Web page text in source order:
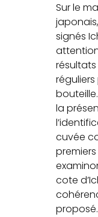
Sur le
signés
la
cuvée
cote
proposé.